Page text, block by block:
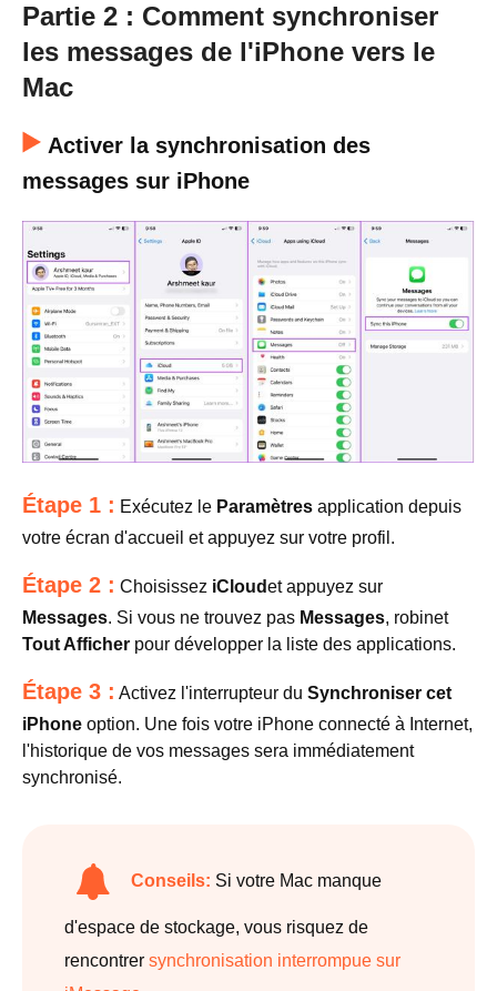
Partie 2 : Comment synchroniser
les messages de l'iPhone vers le
Mac
Activer la synchronisation des
messages sur iPhone
Étape 1 : Exécutez le Paramètres application depuis
votre écran d'accueil et appuyez sur votre profil.
Étape 2 : Choisissez iCloudet appuyez sur
Messages. Si vous ne trouvez pas Messages, robinet
Tout Afficher pour développer la liste des applications.
Étape 3 : Activez l'interrupteur du Synchroniser cet
iPhone option. Une fois votre iPhone connecté à Internet,
l'historique de vos messages sera immédiatement
synchronisé.
Conseils: Si votre Mac manque
d'espace de stockage, vous risquez de
rencontrer synchronisation interrompue sur